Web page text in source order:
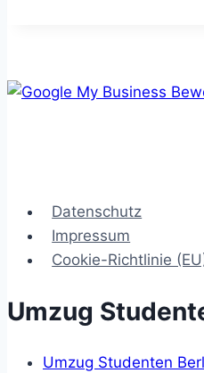
Datenschutz
Impressum
Cookie-Richtlinie
Umzug
Umzug Studenten